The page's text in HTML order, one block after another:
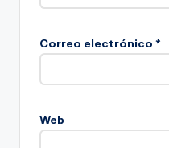
Correo electrónico *
Web